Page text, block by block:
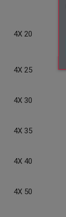
4X 20
4X 25
4X 30
4X 35
4X 40
4X 50